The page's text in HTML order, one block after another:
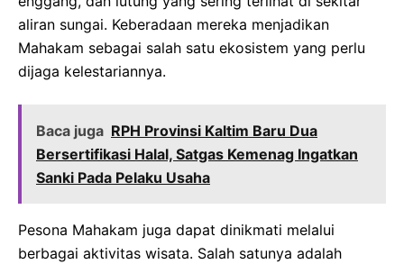
aliran sungai. Keberadaan mereka menjadikan
Mahakam sebagai salah satu ekosistem yang perlu
dijaga kelestariannya.
Baca juga RPH Provinsi Kaltim Baru Dua
Bersertifikasi Halal, Satgas Kemenag Ingatkan
Sanki Pada Pelaku Usaha
Pesona Mahakam juga dapat dinikmati melalui
berbagai aktivitas wisata. Salah satunya adalah